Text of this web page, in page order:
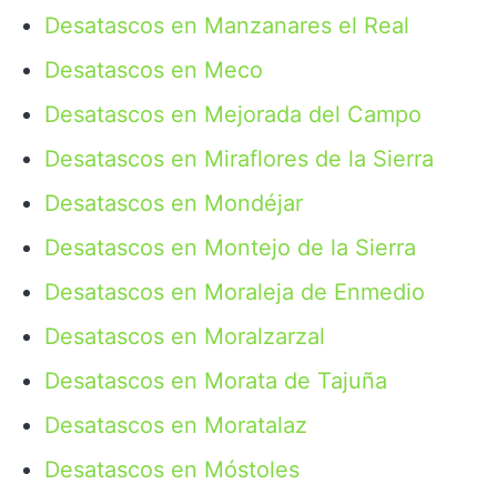
Desatascos en Manzanares el Real
Desatascos en Meco
Desatascos en Mejorada del Campo
Desatascos en Miraflores de la Sierra
Desatascos en Mondéjar
Desatascos en Montejo de la Sierra
Desatascos en Moraleja de Enmedio
Desatascos en Moralzarzal
Desatascos en Morata de Tajuña
Desatascos en Moratalaz
Desatascos en Móstoles